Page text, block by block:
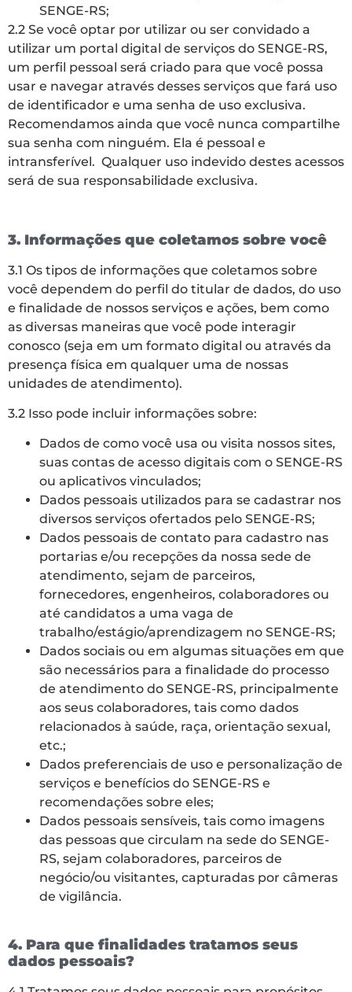
SENGE-RS;
2.2 Se você optar por utilizar ou ser convidado a
utilizar um portal digital de serviços do SENGE-RS,
um perfil pessoal será criado para que você possa
usar e navegar através desses serviços que fará uso
de identificador e uma senha de uso exclusiva.
Recomendamos ainda que você nunca compartilhe
sua senha com ninguém. Ela é pessoal e
intransferível. Qualquer uso indevido destes acessos
será de sua responsabilidade exclusiva.
3. Informações que coletamos sobre você
3.1 Os tipos de informações que coletamos sobre
você dependem do perfil do titular de dados, do uso
e finalidade de nossos serviços e ações, bem como
as diversas maneiras que você pode interagir
conosco (seja em um formato digital ou através da
presença física em qualquer uma de nossas
unidades de atendimento).
3.2 Isso pode incluir informações sobre:
Dados de como você usa ou visita nossos sites,
suas contas de acesso digitais com o SENGE-RS
ou aplicativos vinculados;
Dados pessoais utilizados para se cadastrar nos
diversos serviços ofertados pelo SENGE-RS;
Dados pessoais de contato para cadastro nas
portarias e/ou recepções da nossa sede de
atendimento, sejam de parceiros,
fornecedores, engenheiros, colaboradores ou
até candidatos a uma vaga de
trabalho/estágio/aprendizagem no SENGE-RS;
Dados sociais ou em algumas situações em que
são necessários para a finalidade do processo
de atendimento do SENGE-RS, principalmente
aos seus colaboradores, tais como dados
relacionados à saúde, raça, orientação sexual,
etc.;
Dados preferenciais de uso e personalização de
serviços e benefícios do SENGE-RS e
recomendações sobre eles;
Dados pessoais sensíveis, tais como imagens
das pessoas que circulam na sede do SENGE-
RS, sejam colaboradores, parceiros de
negócio/ou visitantes, capturadas por câmeras
de vigilância.
4. Para que finalidades tratamos seus
dados pessoais?